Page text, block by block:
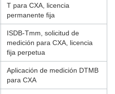
T para CXA, licencia
permanente fija
ISDB-Tmm, solicitud de
medición para CXA, licencia
fija perpetua
Aplicación de medición DTMB
para CXA